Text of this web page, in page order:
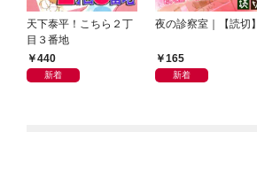
天下泰平！こちら２丁
目３番地
440
新着
夜の診察室｜【読切】
165
新着